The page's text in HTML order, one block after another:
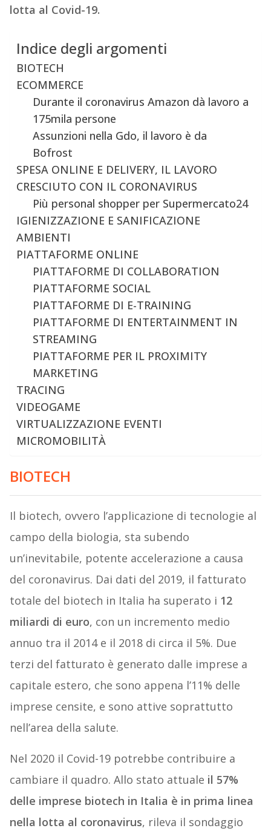
lotta al Covid-19.
Indice degli argomenti
BIOTECH
ECOMMERCE
Durante il coronavirus Amazon dà lavoro a
175mila persone
Assunzioni nella Gdo, il lavoro è da
Bofrost
SPESA ONLINE E DELIVERY, IL LAVORO
CRESCIUTO CON IL CORONAVIRUS
Più personal shopper per Supermercato24
IGIENIZZAZIONE E SANIFICAZIONE
AMBIENTI
PIATTAFORME ONLINE
PIATTAFORME DI COLLABORATION
PIATTAFORME SOCIAL
PIATTAFORME DI E-TRAINING
PIATTAFORME DI ENTERTAINMENT IN
STREAMING
PIATTAFORME PER IL PROXIMITY
MARKETING
TRACING
VIDEOGAME
VIRTUALIZZAZIONE EVENTI
MICROMOBILITÀ
BIOTECH
Il biotech, ovvero l’applicazione di tecnologie al
campo della biologia, sta subendo
un’inevitabile, potente accelerazione a causa
del coronavirus. Dai dati del 2019, il fatturato
totale del biotech in Italia ha superato i 12
miliardi di euro, con un incremento medio
annuo tra il 2014 e il 2018 di circa il 5%. Due
terzi del fatturato è generato dalle imprese a
capitale estero, che sono appena l’11% delle
imprese censite, e sono attive soprattutto
nell’area della salute.
Nel 2020 il Covid-19 potrebbe contribuire a
cambiare il quadro. Allo stato attuale il 57%
delle imprese biotech in Italia è in prima linea
nella lotta al coronavirus, rileva il sondaggio